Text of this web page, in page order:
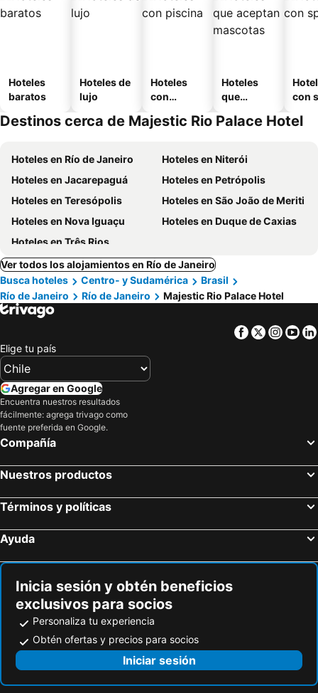
Hoteles
baratos
Hoteles de
lujo
Hoteles
con
Hoteles
que
mascotas
con
Destinos cerca de Majestic Rio Palace Hotel
Hoteles en Río de Janeiro
Hoteles en Niterói
Hoteles en Jacarepaguá
Hoteles en Petrópolis
Hoteles en Teresópolis
Hoteles en São João de Meriti
Hoteles en Nova Iguaçu
Hoteles en Duque de Caxias
Hoteles en Três Rios
Ver todos los alojamientos en Río de Janeiro
Busca hoteles
Centro- y Sudamérica
Brasil
Río de Janeiro
Río de Janeiro Majestic Rio Palace Hotel
Facebook
Twitter
Elige tu país
Agregar en Google
Encuentra nuestros resultados
fácilmente: agrega trivago como
fuente preferida en Google.
Compañía
Nuestros productos
Términos y políticas
Ayuda
Inicia sesión y obtén beneficios
exclusivos para socios
Personaliza tu experiencia
Obtén ofertas y precios para socios
Iniciar sesión